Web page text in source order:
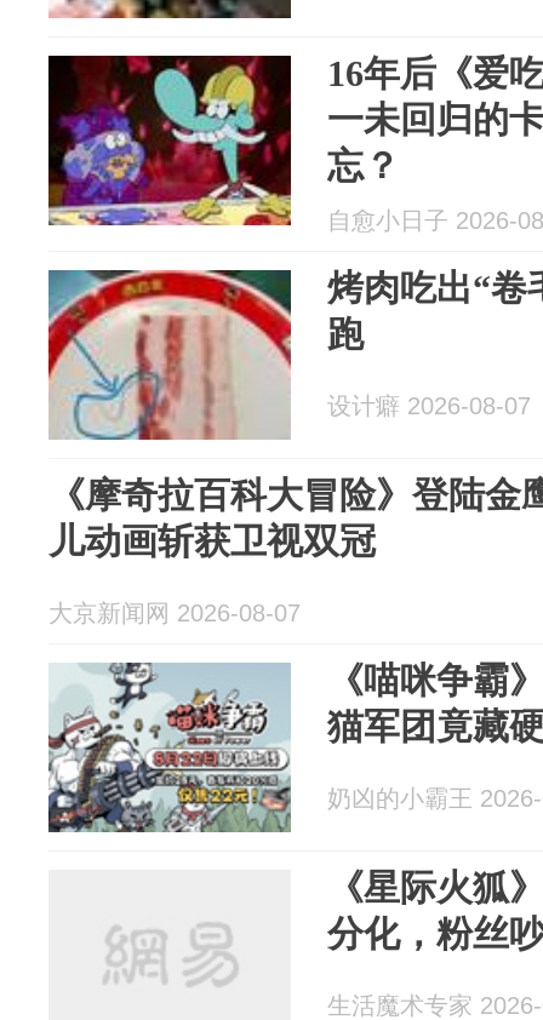
16年后《爱
一未回归的
忘？
自愈小日子 2026-
烤肉吃出“卷
跑
设计癖 2026-08-07
《摩奇拉百科大冒险》登陆金
儿动画斩获卫视双冠
大京新闻网 2026-08-07
《喵咪争霸
猫军团竟藏
奶凶的小霸王
《星际火狐
分化，粉丝
生活魔术专家